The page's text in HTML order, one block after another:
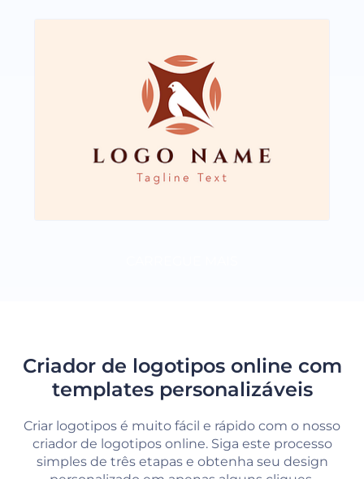
Criador de logotipos online com
templates personalizáveis
Criar logotipos é muito fácil e rápido com o nosso
criador de logotipos online. Siga este processo
simples de três etapas e obtenha seu design